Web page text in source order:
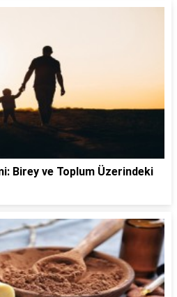
Birey ve Toplum Üzerindeki